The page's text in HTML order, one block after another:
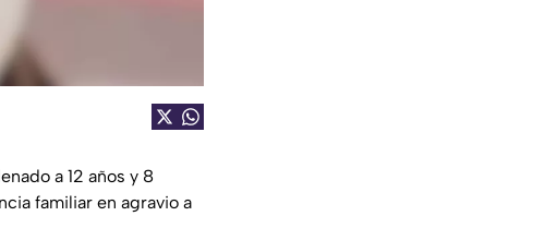
a 12 años y 8
familiar en agravio a